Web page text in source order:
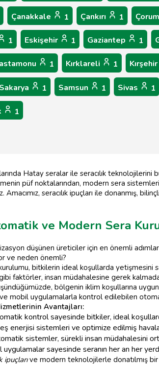
Çanakkale 1 Çankırı 1 Çorum
1 Eskişehir 1 Gaziantep 1
1 Kırklareli 1 Kırşehir
Sakarya 1 Samsun 1 Sivas 1
1
Hatay seralar ile seracılık teknolojilerini
püf noktalarından, modern sera sistemleri
Amacımız, seracılık ipuçları ile donanmış,
ve Modern Sera
düşünen üreticiler için en önemli
ve neden önemli?
bitkilerin ideal koşullarda yetişmesini
faktörler, insan müdahalesine gerek
bölgenin iklim koşullarına uygun
mobil uygulamalarla kontrol edilebilen
Avantajları:
kontrol sayesinde bitkiler, ideal
enerjisi sistemleri ve optimize edilmiş
sistemler, sürekli insan müdahalesini
uygulamalar sayesinde seranın her an her
ipuçlarıve modern teknolojilerle donatılmış bir